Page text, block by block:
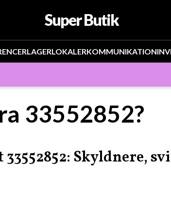
Super Butik
LAGERLOKALERKOMMUNIKATION
33552852?
Skyldnere,